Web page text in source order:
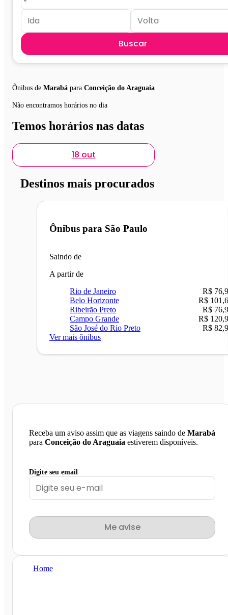
Buscar
Ônibus de Marabá para Conceição do Araguaia
Não encontramos horários no dia
Temos horários nas datas
18 out
Destinos mais procurados
Ônibus para São Paulo
Saindo de
A partir de
Rio de Janeiro
R$
Belo Horizonte
R$
Ribeirão Preto
R$
Campo Grande
R$
São José do Rio Preto
R$
Ver mais ônibus
Receba um aviso assim que as viagens saindo de Marabá
para Conceição do Araguaia estiverem disponíveis.
Digite seu email
Me avise
Home